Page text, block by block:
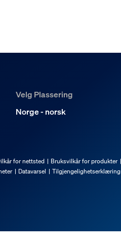
Velg Plassering
Norge - norsk
for nettsted Bruksvilkår for produkter
Datavarsel Tilgjengelighetserklæring